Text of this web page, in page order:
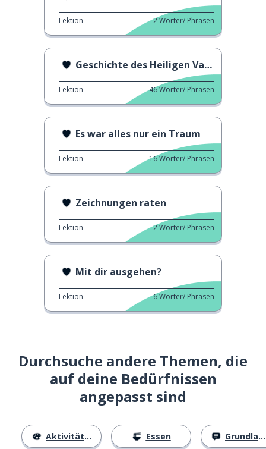
Lektion 2Wörter/ Phrasen
Geschichte des Heiligen Valentins
Lektion 46Wörter/ Phrasen
Es war alles nur ein Traum
Lektion 16Wörter/ Phrasen
Zeichnungen raten
Lektion 2Wörter/ Phrasen
Mit dir ausgehen?
Lektion 6Wörter/ Phrasen
Durchsuche andere Themen, die
auf deine Bedürfnissen
angepasst sind
Aktivitäten Essen Grundlagen